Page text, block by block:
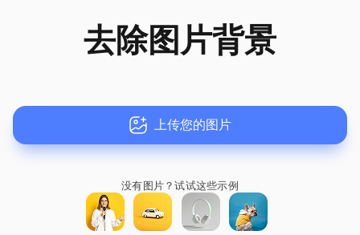
去除图片背景
上传您的图片
没有图片？试试这些示例